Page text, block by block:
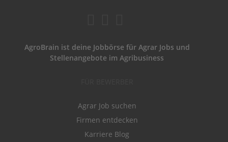
AgroBrain ist deine Jobbörse für Agrar Jobs und
Stellenangebote im Agribusiness
Agrar Job suchen
Firmen entdecken
Karriere Blog